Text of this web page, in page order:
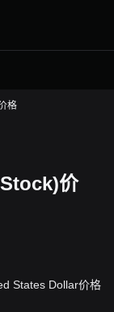
格
价
States Dollar价格